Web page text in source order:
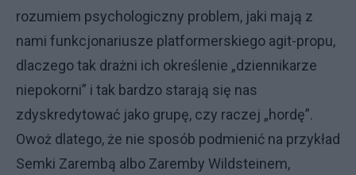
rozumiem psychologiczny problem, jaki mają z
nami funkcjonariusze platformerskiego agit-propu,
dlaczego tak drażni ich określenie „dziennikarze
niepokorni” i tak bardzo starają się nas
zdyskredytować jako grupę, czy raczej „hordę”.
Owoż dlatego, że nie sposób podmienić na przykład
Semki Zarembą albo Zaremby Wildsteinem,